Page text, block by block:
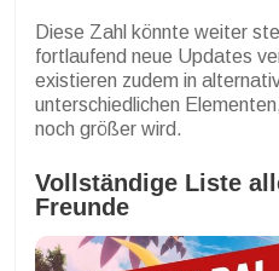
Diese Zahl könnte weiter
fortlaufend neue Updates
existieren zudem in
unterschiedlichen
noch größer wird.
Vollständige Liste
Freunde